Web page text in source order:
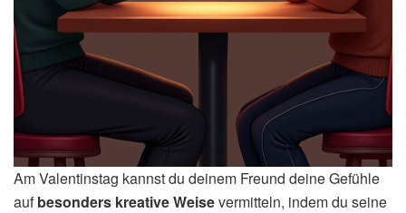
Am Valentinstag kannst du deinem Freund deine Gefühle
aufbesonders kreative Weisevermitteln, indem du seine